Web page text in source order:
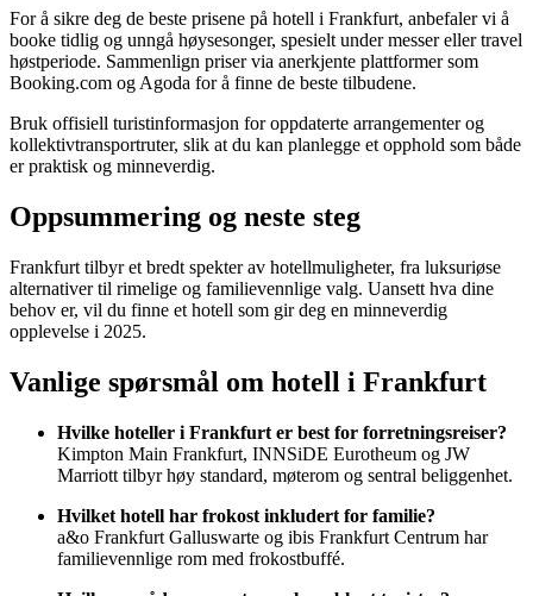
For å sikre deg de beste prisene på hotell i Frankfurt, anbefaler vi å
booke tidlig og unngå høysesonger, spesielt under messer eller travel
høstperiode. Sammenlign priser via anerkjente plattformer som
Booking.com og Agoda for å finne de beste tilbudene.
Bruk offisiell turistinformasjon for oppdaterte arrangementer og
kollektivtransportruter, slik at du kan planlegge et opphold som både
er praktisk og minneverdig.
Oppsummering og neste steg
Frankfurt tilbyr et bredt spekter av hotellmuligheter, fra luksuriøse
alternativer til rimelige og familievennlige valg. Uansett hva dine
behov er, vil du finne et hotell som gir deg en minneverdig
opplevelse i 2025.
Vanlige spørsmål om hotell i Frankfurt
Hvilke hoteller i Frankfurt er best for forretningsreiser?
Kimpton Main Frankfurt, INNSiDE Eurotheum og JW
Marriott tilbyr høy standard, møterom og sentral beliggenhet.
Hvilket hotell har frokost inkludert for familie?
a&o Frankfurt Galluswarte og ibis Frankfurt Centrum har
familievennlige rom med frokostbuffé.